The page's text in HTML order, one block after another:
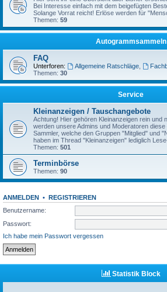
Bei Interesse einfach mit dem beigefügten
Solange Vorrat reicht! Erlöse werden für
Themen: 59
Autogrammsammeln
FAQ
Unterforen: Allgemeine Ratschläge,
Themen: 30
Service
Kleinanzeigen / Tauschangebote
Achtung! Hier gehören Kleinanzeigen rein und
werden unsere Admins und Moderatoren
Sammler, welche den Gruppen "Mitglied" und
haben im Thread "Kleinanzeigen" lediglich
Themen: 501
Terminbörse
Themen: 90
ANMELDEN •
REGISTRIEREN
Benutzername:
Passwort:
Ich habe mein Passwort vergessen
Statistik Block